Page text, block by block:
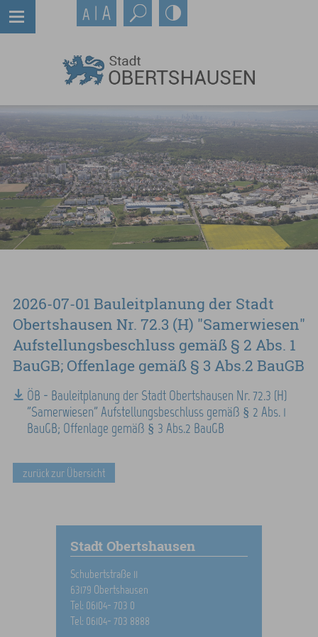
2026-07-01 Bauleitplanung der Stadt
Obertshausen Nr. 72.3 (H) "Samerwiesen"
Aufstellungsbeschluss gemäß § 2 Abs. 1
BauGB; Offenlage gemäß § 3 Abs.2 BauGB
ÖB - Bauleitplanung der Stadt Obertshausen Nr. 72.3 (H)
"Samerwiesen" Aufstellungsbeschluss gemäß § 2 Abs. 1
BauGB; Offenlage gemäß § 3 Abs.2 BauGB
zurück zur Übersicht
Stadt Obertshausen
Schubertstraße 11
63179 Obertshausen
Tel: 06104- 703 0
Tel: 06104- 703 8888